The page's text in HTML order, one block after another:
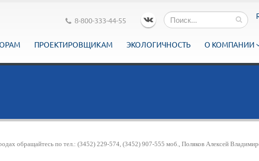
8-800-333-44-55
ПРОЕКТИРОВЩИКАМ ЭКОЛОГИЧНОСТЬ О КОМПАНИИ
обращайтесь по тел.: (3452) 229-574, (3452) 907-555 моб., Поляков Алексей